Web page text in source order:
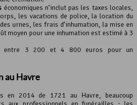
économiques n’inclut pas les taxes locales,
les vacations de police, la location du
urnes, les frais d’inhumation, la mise en
moyen pour une inhumation est estimé à 3
entre 3 200 et 4 800 euros pour un
au Havre
en 2014 de 1721 au Havre, beaucoup